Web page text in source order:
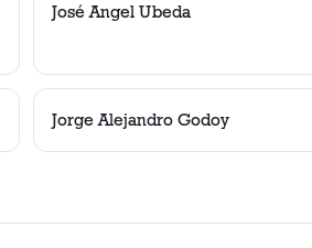
José Angel Ubeda
Jorge Alejandro Godoy